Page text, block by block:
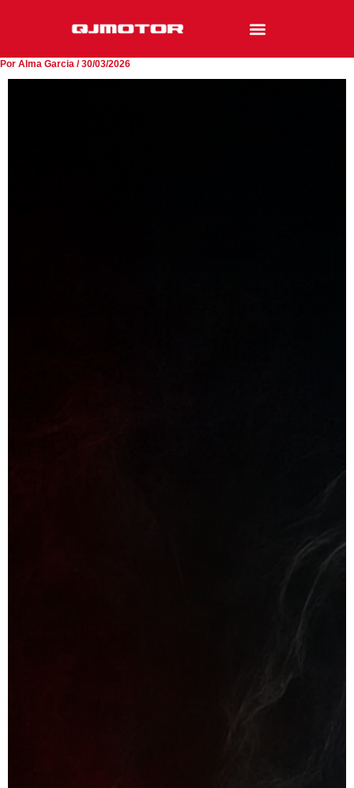
Por Alma Garcia /30/03/2026